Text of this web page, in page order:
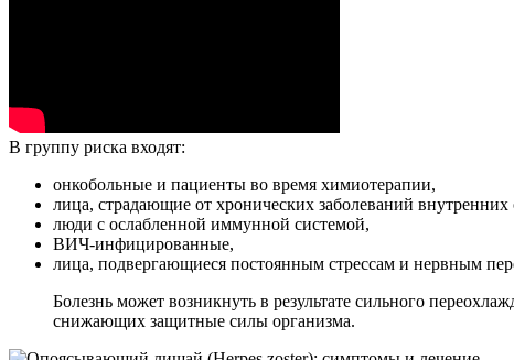
В группу риска входят:
онкобольные и пациенты во время химиотерапии,
лица, страдающие от хронических заболеваний внутренних
люди с ослабленной иммунной системой,
ВИЧ-инфицированные,
лица, подвергающиеся постоянным стрессам и нервным
Болезнь может возникнуть в результате сильного
снижающих защитные силы организма.